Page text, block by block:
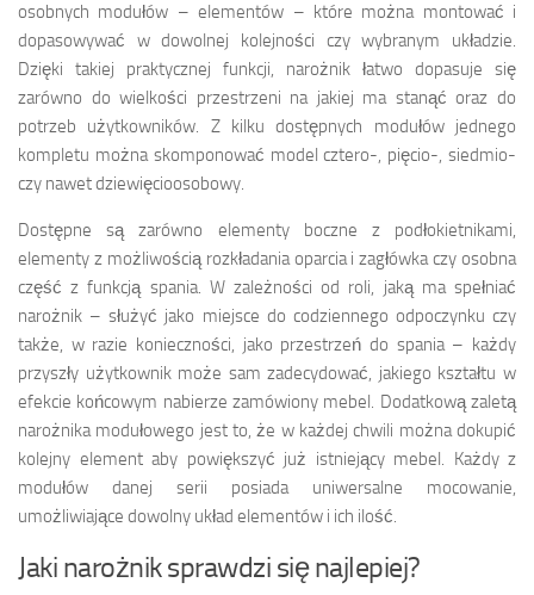
osobnych modułów – elementów – które można montować i
dopasowywać w dowolnej kolejności czy wybranym układzie.
Dzięki takiej praktycznej funkcji, narożnik łatwo dopasuje się
zarówno do wielkości przestrzeni na jakiej ma stanąć oraz do
potrzeb użytkowników. Z kilku dostępnych modułów jednego
kompletu można skomponować model cztero-, pięcio-, siedmio-
czy nawet dziewięcioosobowy.
Dostępne są zarówno elementy boczne z podłokietnikami,
elementy z możliwością rozkładania oparcia i zagłówka czy osobna
część z funkcją spania. W zależności od roli, jaką ma spełniać
narożnik – służyć jako miejsce do codziennego odpoczynku czy
także, w razie konieczności, jako przestrzeń do spania – każdy
przyszły użytkownik może sam zadecydować, jakiego kształtu w
efekcie końcowym nabierze zamówiony mebel. Dodatkową zaletą
narożnika modułowego jest to, że w każdej chwili można dokupić
kolejny element aby powiększyć już istniejący mebel. Każdy z
modułów danej serii posiada uniwersalne mocowanie,
umożliwiające dowolny układ elementów i ich ilość.
Jaki narożnik sprawdzi się najlepiej?